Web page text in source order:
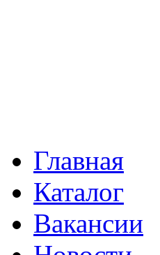
Главная
Каталог
Вакансии